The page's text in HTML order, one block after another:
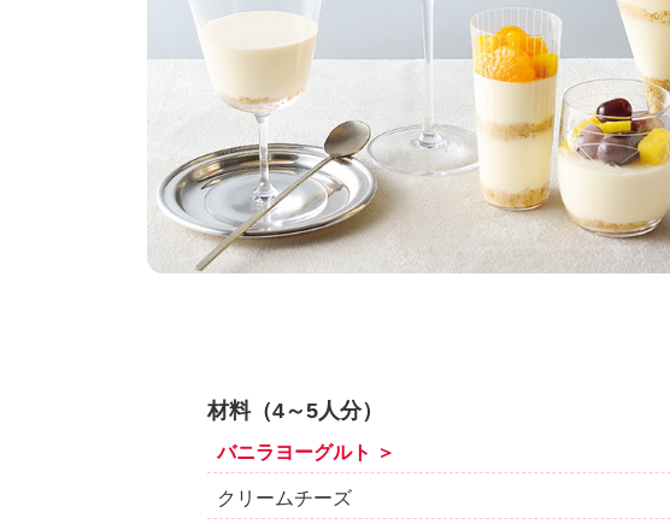
材料（4～5人分）
バニラヨーグルト ＞
クリームチーズ